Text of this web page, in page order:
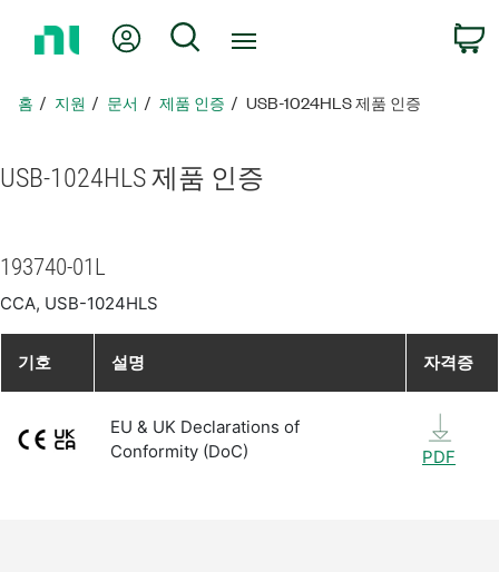
지
아
내 계정 검색
홈 지원 문서 제품 인증 USB-1024HLS 제품 인증
USB-1024HLS 제품 인증
193740-01L
CCA, USB-1024HLS
기호 설명 자격증
EU & UK Declarations of
Conformity (DoC)
PDF